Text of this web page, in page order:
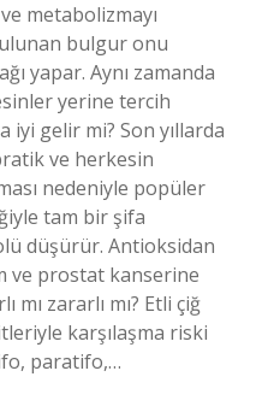
metabolizmayı
bulgur onu
yapar. Aynı zamanda
yerine tercih
iyi gelir mi? Son yıllarda
ve herkesin
nedeniyle popüler
tam bir şifa
düşürür. Antioksidan
ve prostat kanserine
mı zararlı mı? Etli çiğ
karşılaşma riski
paratifo,…